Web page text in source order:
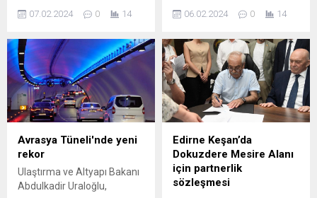
Toplantısı, Osmangazi
Dündar’ın başkanlığında
yapıldı. Asrın felaketi olarak
nitelenen Kahramanmaraş
merkezli depremlerin
yıldönümü olması dolayısıyla
kentsel dönüşüm konusuna
vurgu yapan Başkan Dündar,
“Belediye eliyle yaptığımız
çalışmalarının yanı sıra
uyguladığımız imar planları
07.02.2024 0 14
Başkan Adayı Sedat Yalçın,
tutarak basın mensuplarına
yönelik bilgilendirme
toplantılarının ilkini
gerçekleştirdi. BURSA (İGFA)
– Bursa Basın camiasının
büyük ilgi gösterdiği
toplantıda Sedat Yalçın,
Bursa hedeflerini ve
projelerini anlattı. 5 ayrı
medeniyete ev sahipliği
yapan Bursa’nın sosyal
06.02.2024 0 14
Avrasya Tüneli'nde yeni
rekor
Ulaştırma ve Altyapı Bakanı
Abdulkadir Uraloğlu,
Edirne Keşan’da
Dokuzdere Mesire Alanı
için partnerlik
sözleşmesi